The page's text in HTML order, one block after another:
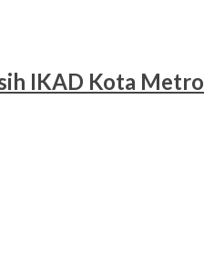
IKAD Kota Metro